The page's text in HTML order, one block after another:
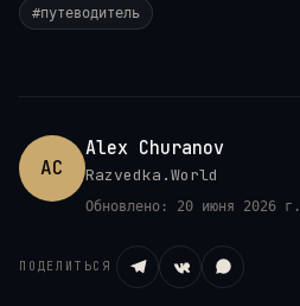
#путеводитель
AC
Alex Churanov
Razvedka.World
Обновлено: 20 июня 2026 г.
ПОДЕЛИТЬСЯ